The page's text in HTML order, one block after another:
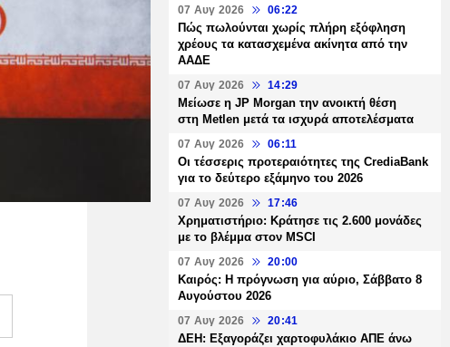
07 Αυγ 2026 06:22
Πώς πωλούνται χωρίς πλήρη εξόφληση
χρέους τα κατασχεμένα ακίνητα από την
ΑΑΔΕ
07 Αυγ 2026 14:29
Μείωσε η JP Morgan την ανοικτή θέση
στη Metlen μετά τα ισχυρά αποτελέσματα
07 Αυγ 2026 06:11
Οι τέσσερις προτεραιότητες της CrediaBank
για το δεύτερο εξάμηνο του 2026
07 Αυγ 2026 17:46
Χρηματιστήριο: Κράτησε τις 2.600 μονάδες
με το βλέμμα στον MSCI
07 Αυγ 2026 20:00
Καιρός: Η πρόγνωση για αύριο, Σάββατο 8
Αυγούστου 2026
07 Αυγ 2026 20:41
ΔΕΗ: Εξαγοράζει χαρτοφυλάκιο ΑΠΕ άνω